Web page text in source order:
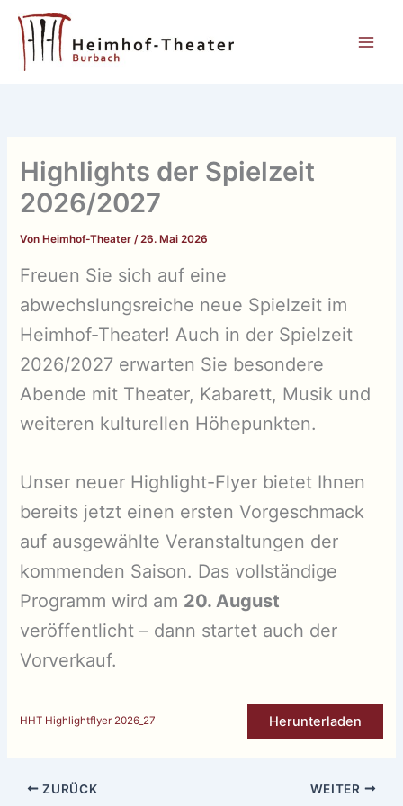
Inhalt
springen
Highlights der Spielzeit
2026/2027
Von Heimhof-Theater/26. Mai 2026
Freuen Sie sich auf eine
abwechslungsreiche neue Spielzeit im
Heimhof-Theater! Auch in der Spielzeit
2026/2027 erwarten Sie besondere
Abende mit Theater, Kabarett, Musik und
weiteren kulturellen Höhepunkten.
Unser neuer Highlight-Flyer bietet Ihnen
bereits jetzt einen ersten Vorgeschmack
auf ausgewählte Veranstaltungen der
kommenden Saison. Das vollständige
Programm wird am 20. August
veröffentlicht – dann startet auch der
Vorverkauf.
HHT Highlightflyer 2026_27 Herunterladen
ZURÜCK WEITER